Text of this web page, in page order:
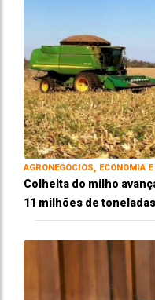
AGRONEGÓCIOS, ECONOMIA E
Colheita do milho
11 milhões de toneladas